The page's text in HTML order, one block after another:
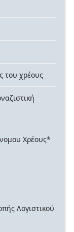
του χρέους
Χρέους*
Λογιστικού